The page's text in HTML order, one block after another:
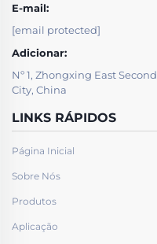
E-mail:
[email protected]
Adicionar:
Nº 1, Zhongxing East
City, China
LINKS RÁPIDOS
Página Inicial
Sobre Nós
Produtos
Aplicação